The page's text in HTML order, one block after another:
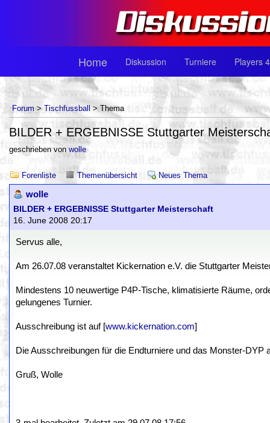
Home Diskussion Turniere Players
Forum > Tischfussball > Thema
BILDER + ERGEBNISSE Stuttgarter
geschrieben von wolle
Forenliste Themenübersicht Neues Thema
wolle
BILDER + ERGEBNISSE Stuttgarter Meisterschaft
16. June 2008 20:17
Servus alle,
Am 26.07.08 veranstaltet Kickernation e.V. die Stuttgarter
Mindestens 10 neuwertige P4P-Tische, klimatisierte Räume,
gelungenes Turnier.
Ausschreibung ist auf [www.kickernation.com]
Die Ausschreibungen für die Endturniere und das Monster-DYP
Gruß, Wolle